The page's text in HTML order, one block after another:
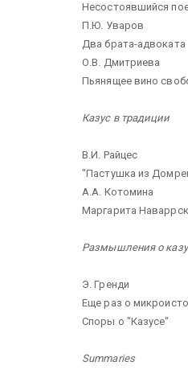
Несостоявшийся
П.Ю. Уваров
Два брата-адвоката
О.В. Дмитриева
Пьянящее вино
Казус в традиции
В.И. Райцес
"Пастушка из
А.А. Котомина
Маргарита
Размышления о
Э. Гренди
Еще раз о
Споры о "Казусе"
Summaries